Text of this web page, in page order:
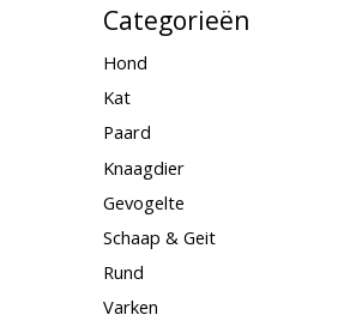
Categorieën
Hond
Kat
Paard
Knaagdier
Gevogelte
Schaap & Geit
Rund
Varken